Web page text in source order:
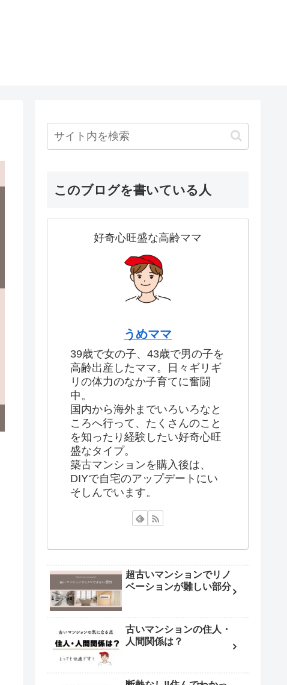
このブログを書いている人
好奇心旺盛な高齢ママ
うめママ
39歳で女の子、43歳で男の子を
高齢出産したママ。日々ギリギ
リの体力のなか子育てに奮闘
中。
国内から海外までいろいろなと
ころへ行って、たくさんのこと
を知ったり経験したい好奇心旺
盛なタイプ。
築古マンションを購入後は、
DIYで自宅のアップデートにい
そしんでいます。
超古いマンションでリノ
ベーションが難しい部分
古いマンションの住人・
人間関係は？